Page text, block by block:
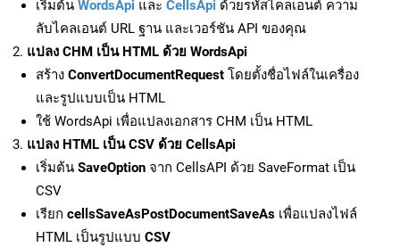
เริ่มต้น WordsApi และ CellsApi ด้วยรหัสไคลเอนต์ ความ
ลับไคลเอนต์ URL ฐาน และเวอร์ชัน API ของคุณ
แปลง CHM เป็น HTML ด้วย WordsApi
สร้าง ConvertDocumentRequest โดยตั้งชื่อไฟล์ในเครื่อง
และรูปแบบเป็น HTML
ใช้ WordsApi เพื่อแปลงเอกสาร CHM เป็น HTML
แปลง HTML เป็น CSV ด้วย CellsApi
เริ่มต้น SaveOption จาก CellsAPI ด้วย SaveFormat เป็น
CSV
เรียก cellsSaveAsPostDocumentSaveAs เพื่อแปลงไฟล์
HTML เป็นรูปแบบ CSV